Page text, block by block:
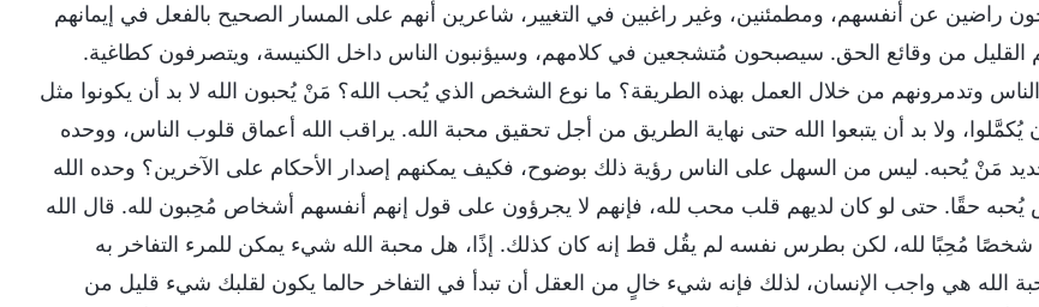
راضين عن أنفسهم، ومطمئنين، وغير راغبين في التغيير، شاعرين أنهم على المسار الصحيح بالفعل في إيمانهم
القليل من وقائع الحق. سيصبحون مُتشجعين في كلامهم، وسيؤنبون الناس داخل الكنيسة، ويتصرفون كطاغية.
وتدمرونهم من خلال العمل بهذه الطريقة؟ ما نوع الشخص الذي يُحب الله؟ مَنْ يُحبون الله لا بد أن يكونوا مثل
ولا بد أن يتبعوا الله حتى نهاية الطريق من أجل تحقيق محبة الله. يراقب الله أعماق قلوب الناس، ووحده
مَنْ يُحبه. ليس من السهل على الناس رؤية ذلك بوضوح، فكيف يمكنهم إصدار الأحكام على الآخرين؟ وحده الله
يُحبه حقًا. حتى لو كان لديهم قلب محب لله، فإنهم لا يجرؤون على قول إنهم أنفسهم أشخاص مُحِبون لله. قال الله
مُحِبًا لله، لكن بطرس نفسه لم يقُل قط إنه كان كذلك. إذًا، هل محبة الله شيء يمكن للمرء التفاخر به
الله هي واجب الإنسان، لذلك فإنه شيء خالٍ من العقل أن تبدأ في التفاخر حالما يكون لقلبك شيء قليل من